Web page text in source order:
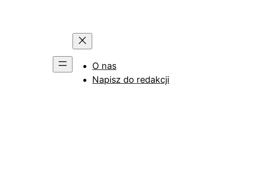
O nas
Napisz do redakcji